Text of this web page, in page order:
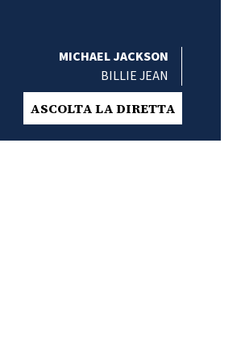
MICHAEL JACKSON
BILLIE JEAN
ASCOLTA LA DIRETTA